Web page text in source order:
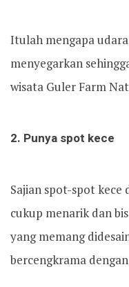
Itulah mengapa
menyegarkan
wisata Guler Farm
2. Punya spot kece
Sajian spot-spot kece
cukup menarik dan
yang memang
bercengkrama